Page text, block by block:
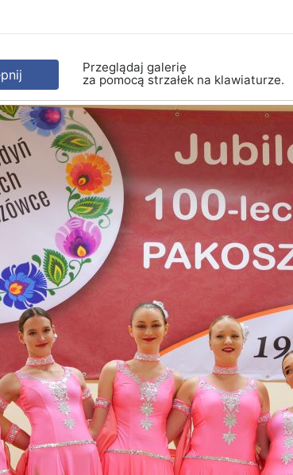
Przeglądaj galerię
za pomocą strzałek na klawiaturze.